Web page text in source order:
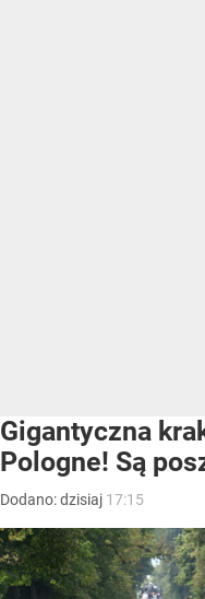
Gigantyczna
Pologne! Są
Dodano:dzisiaj 17:15